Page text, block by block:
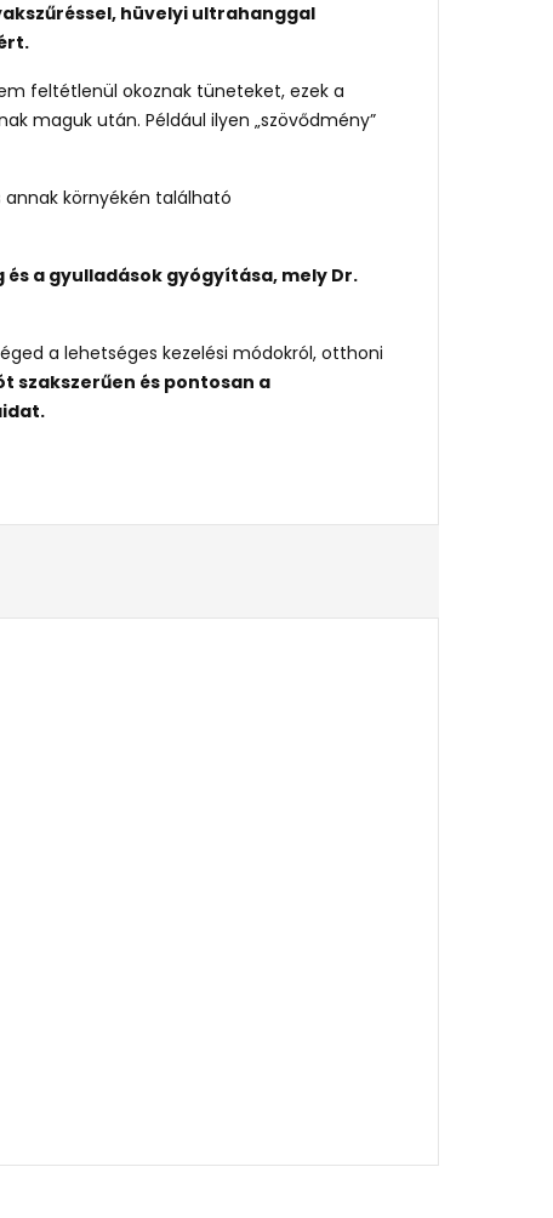
hüvelyi ultrahanggal
feltétlenül okoznak tüneteket, ezek a
maguk után. Például ilyen „szövődmény”
környékén található
a gyulladások gyógyítása, mely Dr.
a lehetséges kezelési módokról, otthoni
szakszerűen és pontosan a